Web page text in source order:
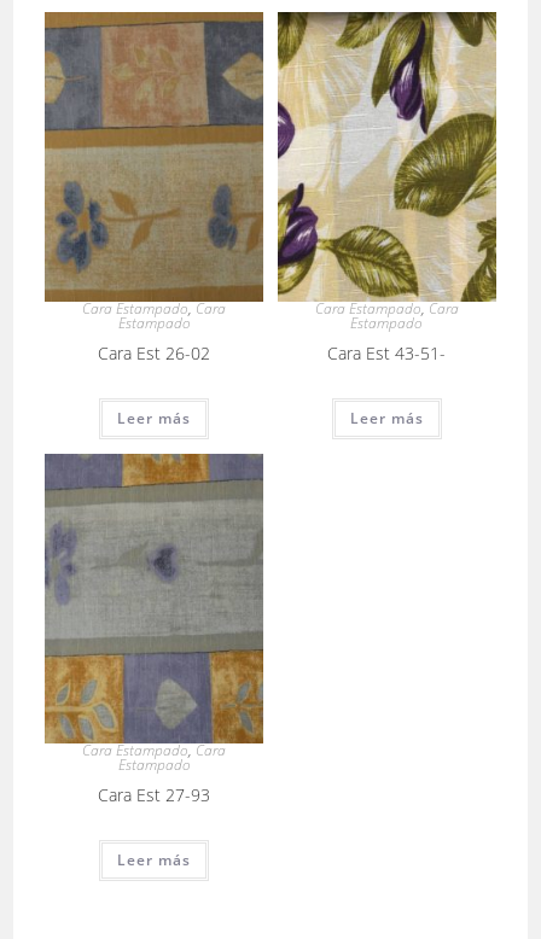
Cara Estampado,Cara
Estampado
Cara Est 26-02
Leer más
Cara Estampado,Cara
Estampado
Cara Est 43-51-
Leer más
Cara Estampado,Cara
Estampado
Cara Est 27-93
Leer más